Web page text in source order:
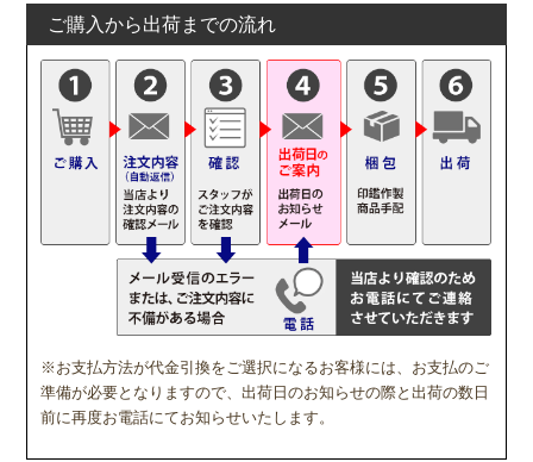
ご購入から出荷までの流れ
※お支払方法が代金引換をご選択になるお客様には、お支払のご
準備が必要となりますので、出荷日のお知らせの際と出荷の数日
前に再度お電話にてお知らせいたします。